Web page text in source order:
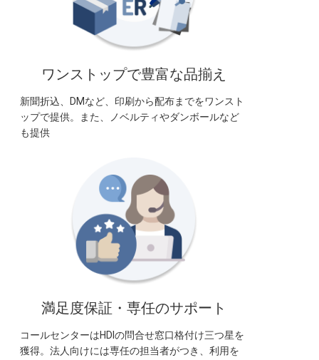
ワンストップで豊富な品揃え
新聞折込、DMなど、印刷から配布までをワンスト
ップで提供。また、ノベルティやダンボールなど
も提供
満足度保証・専任のサポート
コールセンターはHDIの問合せ窓口格付け三つ星を
獲得。法人向けには専任の担当者がつき、利用を